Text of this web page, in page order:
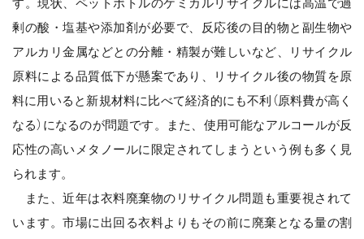
す。現状、ペットボトルのケミカルリサイクルには高温で過
剰の酸・塩基や添加剤が必要で、反応後の目的物と副生物や
アルカリ金属などとの分離・精製が難しいなど、リサイクル
原料による品質低下が懸案であり、リサイクル後の物質を原
料に用いると新規材料に比べて経済的にも不利（原料費が高く
なる）になるのが問題です。また、使用可能なアルコールが反
応性の高いメタノールに限定されてしまうという例も多く見
られます。
また、近年は衣料廃棄物のリサイクル問題も重要視されて
います。市場に出回る衣料よりもその前に廃棄となる量の割